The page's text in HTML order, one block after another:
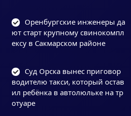
Оренбургские инженеры да
ют старт крупному свинокомпл
ексу в Сакмарском районе
Суд Орска вынес приговор
водителю такси, который остав
ил ребёнка в автолюльке на тр
отуаре